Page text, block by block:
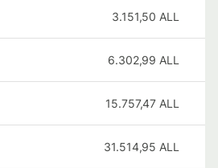
3.151,50 ALL
6.302,99 ALL
15.757,47 ALL
31.514,95 ALL